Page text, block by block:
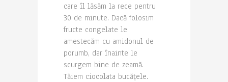
care îl lăsăm la rece pentru
30 de minute. Dacă folosim
fructe congelate le
amestecăm cu amidonul de
porumb, dar înainte le
scurgem bine de zeamă.
Tăiem ciocolata bucățele.